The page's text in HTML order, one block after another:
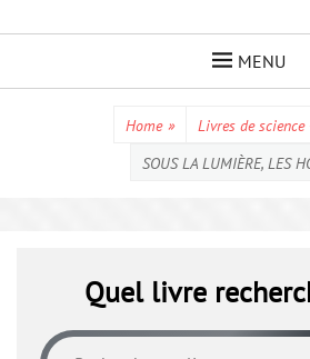
MENU
Home » Livres de
SOUS LA LUMIÈRE, LES
Quel livre